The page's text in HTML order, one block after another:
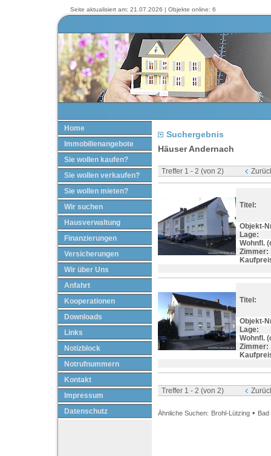
Seite aktualisiert am: 21.07.2026 | Objekte online: 6
Home
Immobilienangebote
Sie wollen kaufen?
Sie wollen verkaufen?
Sie wollen mieten?
Wir suchen
Hausverwaltung
Finanzierungen
Versicherungen
Wir über Uns
Anfahrt
Kooperationen
Downloads
Links
Notizblock
Notrufnummern
Kontakt
Impressum
Datenschutz
Suchergebnis
Häuser Andernach
Treffer 1 - 2 (von 2)
Titel:
Objekt-
Lage:
Wohnfl.
Zimmer:
Titel:
Objekt-
Lage:
Wohnfl.
Zimmer:
Treffer 1 - 2 (von 2)
Ähnliche Suchen: Brohl-Lützing• Bad